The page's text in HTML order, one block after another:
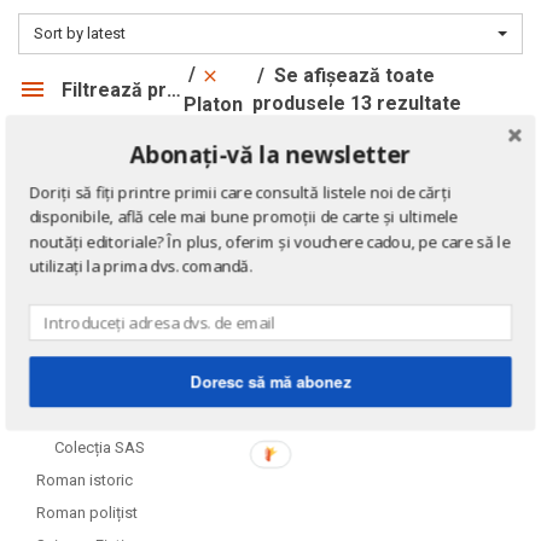
Alexandru Kiritescu
Alexandru Madgearu
Alexandru Mitru
Alexandru Tanase
Alexandru Vlahuta
Alexandru Vulpe
Alfred de Musset
Alfred Harlaoanu
Alison Tyler
Sort by latest
Filtrează produsele
Platon
Se afișează toate
produsele 13 rezultate
Alexandru Kiritescu
Alexandru Madgearu
Alexandru Mitru
Alexandru Tanase
Alexandru Vlahuta
Alexandru Vulpe
Alfred de Musset
Alfred Harlaoanu
Alison Tyler
Literatură
Romane de dragoste
Aventură
Comando
Colecția SAS
Roman istoric
Roman polițist
Abonați-vă la newsletter
Doriți să fiți printre primii care consultă listele noi de cărți
disponibile, află cele mai bune promoții de carte și ultimele
noutăți editoriale? În plus, oferim și vouchere cadou, pe care să le
utilizați la prima dvs. comandă.
Doresc să mă abonez